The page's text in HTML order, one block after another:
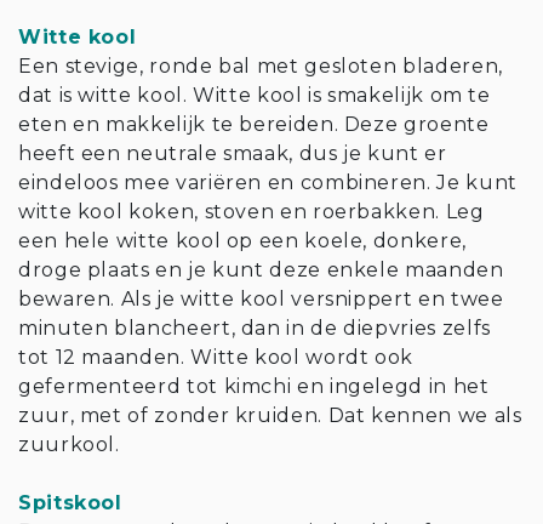
Witte kool
Een stevige, ronde bal met gesloten bladeren,
dat is witte kool. Witte kool is smakelijk om te
eten en makkelijk te bereiden. Deze groente
heeft een neutrale smaak, dus je kunt er
eindeloos mee variëren en combineren. Je kunt
witte kool koken, stoven en roerbakken. Leg
een hele witte kool op een koele, donkere,
droge plaats en je kunt deze enkele maanden
bewaren. Als je witte kool versnippert en twee
minuten blancheert, dan in de diepvries zelfs
tot 12 maanden. Witte kool wordt ook
gefermenteerd tot kimchi en ingelegd in het
zuur, met of zonder kruiden. Dat kennen we als
zuurkool.
Spitskool